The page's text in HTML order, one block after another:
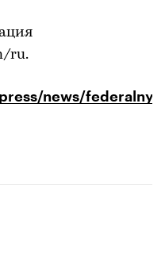
ru.
news/